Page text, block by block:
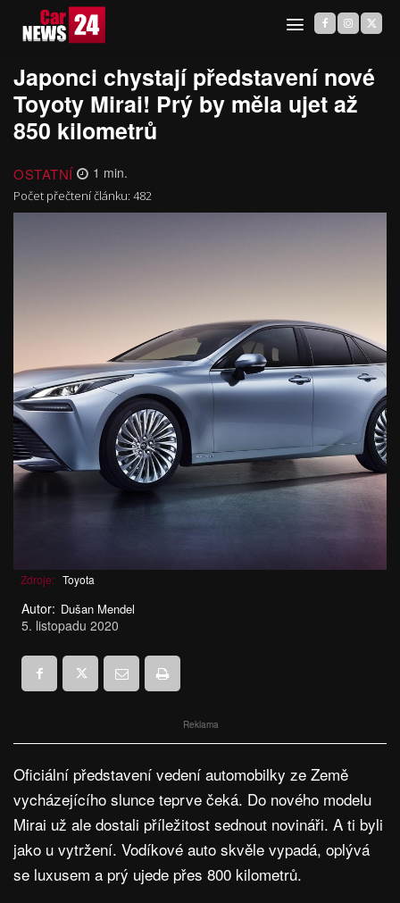
Japonci chystají představení nové
Toyoty Mirai! Prý by měla ujet až
850 kilometrů
OSTATNÍ 1 min.
Počet přečtení článku: 482
Zdroje: Toyota
Autor: Dušan Mendel
5. listopadu 2020
Reklama
Oficiální představení vedení automobilky ze Země
vycházejícího slunce teprve čeká. Do nového modelu
Mirai už ale dostali příležitost sednout novináři. A ti byli
jako u vytržení. Vodíkové auto skvěle vypadá, oplývá
se luxusem a prý ujede přes 800 kilometrů.